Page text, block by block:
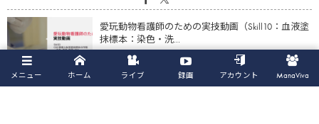
愛玩動物看護師のための実技動画（Skill10：血液塗
抹標本：染色・洗...
メニュー ホーム ライブ 録画 アカウント ManaViva